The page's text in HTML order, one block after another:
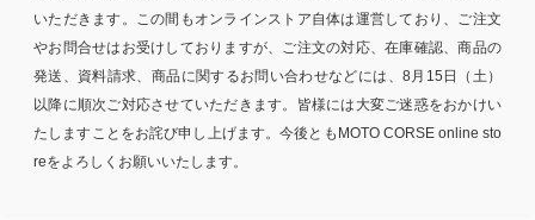
いただきます。この間もオンラインストア自体は運営しており、ご注文
やお問合せはお受けしておりますが、ご注文の対応、在庫確認、商品の
発送、資料請求、商品に関するお問い合わせなどには、8月15日（土）
以降に順次ご対応させていただきます。皆様には大変ご迷惑をおかけい
たしますことをお詫び申し上げます。今後ともMOTO CORSE online sto
reをよろしくお願いいたします。